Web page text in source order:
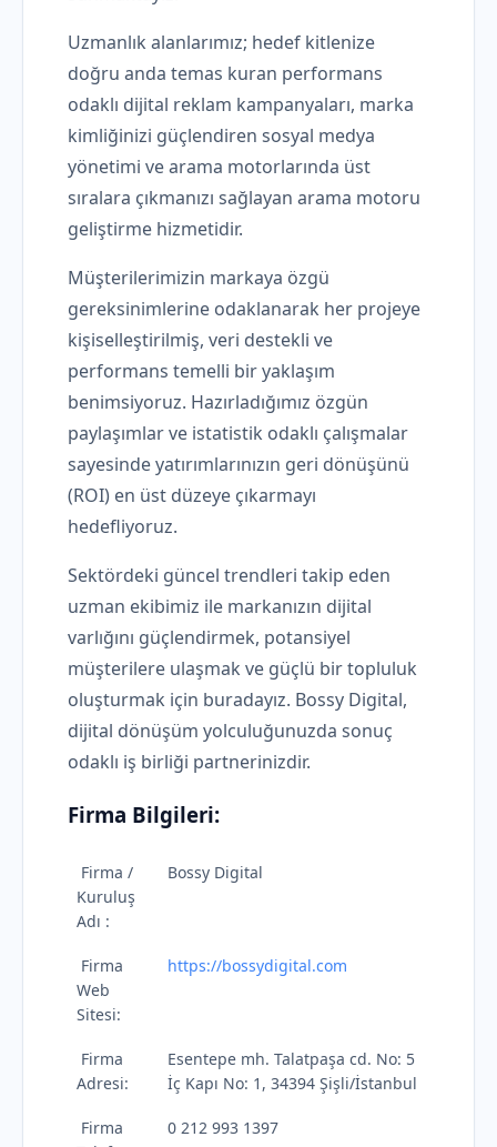
Uzmanlık alanlarımız; hedef kitlenize
doğru anda temas kuran performans
odaklı dijital reklam kampanyaları, marka
kimliğinizi güçlendiren sosyal medya
yönetimi ve arama motorlarında üst
sıralara çıkmanızı sağlayan arama motoru
geliştirme hizmetidir.
Müşterilerimizin markaya özgü
gereksinimlerine odaklanarak her projeye
kişiselleştirilmiş, veri destekli ve
performans temelli bir yaklaşım
benimsiyoruz. Hazırladığımız özgün
paylaşımlar ve istatistik odaklı çalışmalar
sayesinde yatırımlarınızın geri dönüşünü
(ROI) en üst düzeye çıkarmayı
hedefliyoruz.
Sektördeki güncel trendleri takip eden
uzman ekibimiz ile markanızın dijital
varlığını güçlendirmek, potansiyel
müşterilere ulaşmak ve güçlü bir topluluk
oluşturmak için buradayız. Bossy Digital,
dijital dönüşüm yolculuğunuzda sonuç
odaklı iş birliği partnerinizdir.
Firma Bilgileri:
Firma /
Kuruluş
Adı :
Bossy Digital
Firma
Web
Sitesi:
https://bossydigital.com
Firma
Adresi:
Esentepe mh. Talatpaşa cd. No: 5
İç Kapı No: 1, 34394 Şişli/İstanbul
Firma
0 212 993 1397